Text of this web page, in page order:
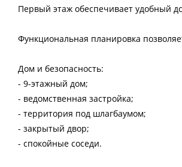
Первый этаж обеспечивает удобный
Функциональная планировка
Дом и безопасность:
- 9-этажный дом;
- ведомственная застройка;
- территория под шлагбаумом;
- закрытый двор;
- спокойные соседи.